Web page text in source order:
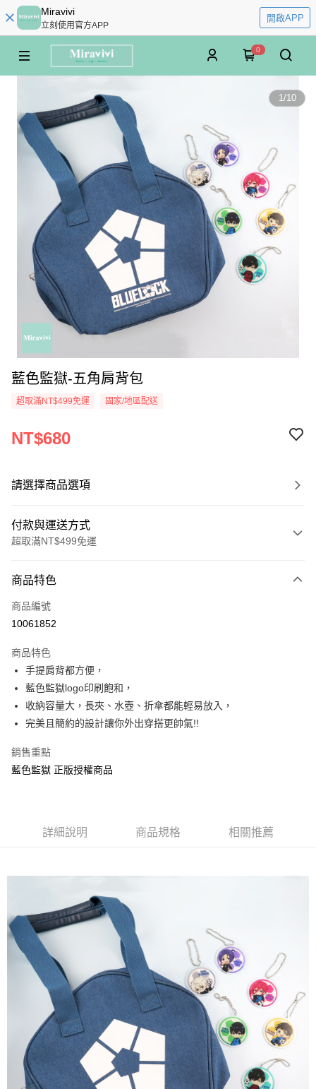
Miravivi
立刻使用官方APP
開啟APP
0
1/10
藍色監獄-五角肩背包
超取滿NT$499免運 國家/地區配送
NT$680
請選擇商品選項
付款與運送方式
超取滿NT$499免運
信用卡一次付款
超商取貨付款
Apple Pay
街口支付
悠遊付
AFTEE先享後付
相關說明
２．便利：只要手機號碼，簡訊認證，即可結帳。
２．訂單成立數日內，您將收到繳費通知簡訊。
３．收到繳費通知簡訊後14天內，點擊此簡訊中的連結，可透過四大超商／
ATM／網路銀行／等多元方式進行付款，方視為交易完成。
※ 請注意：結帳手續完成當下不需立刻繳費，但若您需要取消訂單，請聯絡
購買商品的店家。未經商家同意取消之訂單仍視為有效，需透過AFTEE先享
後付繳納相關費用。
※ 交易是否成功請以「AFTEE先享後付 」之結帳頁面顯示為準，若有關於
是否繳費成功／繳費後需取消欲退款等相關疑問，請聯繫「AFTEE先享後付
客戶支援中心」 https://netprotections.freshdesk.com/support/home
【注意事項】
１．透過由恩沛科技股份有限公司提供之「AFTEE先享後付」服務完成之交
易，需依本服務之必要範圍內提供個人資料，並將交易相關給付款項請求債
權轉讓予恩沛科技股份有限公司。
２．關於個人資料處理事宜，請瀏覽以下網址：
每筆NT$60，滿NT$499(含以上)免運費
7-11付款取貨
每筆NT$60，滿NT$499(含以上)免運費
付款後7-11取貨
每筆NT$60，滿NT$499(含以上)免運費
每筆NT$120，滿NT$499(含以上)免運費
海外宅配 查看運費
商品特色
商品編號
10061852
商品特色
手提肩背都方便，
藍色監獄logo印刷飽和，
收納容量大，長夾、水壺、折傘都能輕易放入，
完美且簡約的設計讓你外出穿搭更帥氣!!
銷售重點
藍色監獄 正版授權商品
詳細說明 商品規格 相關推薦